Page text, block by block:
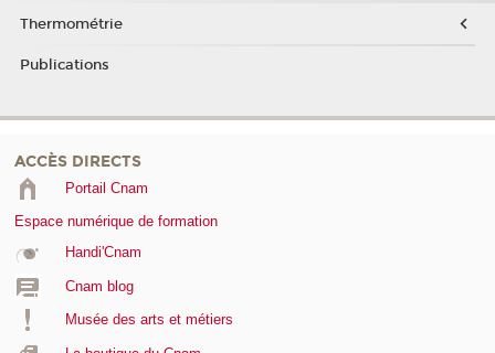
Thermométrie
Publications
ACCÈS DIRECTS
Portail Cnam
Espace numérique de formation
Handi'Cnam
Cnam blog
Musée des arts et métiers